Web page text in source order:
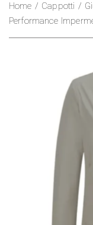
Home / Cappotti /
Performance